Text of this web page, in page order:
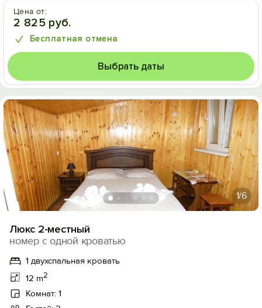
Цена от:
2 825 руб.
Бесплатная отмена
Выбрать даты
1/6
Люкс 2-местный
номер с одной кроватью
1 двухспальная кровать
12 m2
Комнат: 1